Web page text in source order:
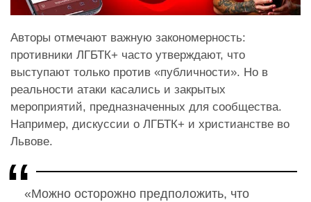
Авторы отмечают важную закономерность:
противники ЛГБТК+ часто утверждают, что
выступают только против «публичности». Но в
реальности атаки касались и закрытых
мероприятий, предназначенных для сообщества.
Например, дискуссии о ЛГБТК+ и христианстве во
Львове.
«Можно осторожно предположить, что